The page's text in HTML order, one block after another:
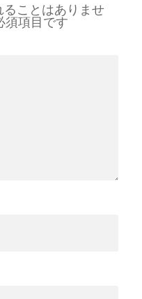
ることはありませ
須項目です